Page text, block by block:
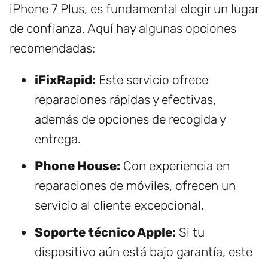
iPhone 7 Plus, es fundamental elegir un lugar
de confianza. Aquí hay algunas opciones
recomendadas:
iFixRapid: Este servicio ofrece
reparaciones rápidas y efectivas,
además de opciones de recogida y
entrega.
Phone House: Con experiencia en
reparaciones de móviles, ofrecen un
servicio al cliente excepcional.
Soporte técnico Apple: Si tu
dispositivo aún está bajo garantía, este